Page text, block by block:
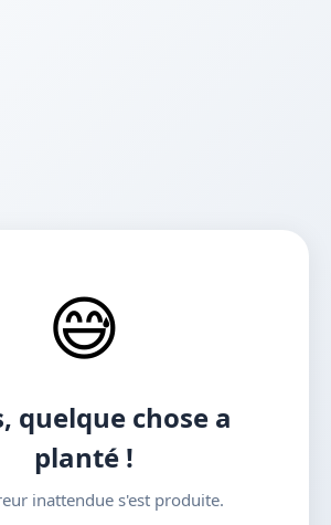
😅
quelque chose a
planté !
inattendue s'est produite.